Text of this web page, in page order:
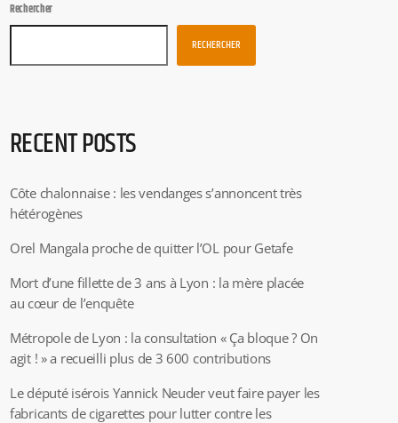
Rechercher
RECHERCHER
RECENT POSTS
Côte chalonnaise : les vendanges s’annoncent très
hétérogènes
Orel Mangala proche de quitter l’OL pour Getafe
Mort d’une fillette de 3 ans à Lyon : la mère placée
au cœur de l’enquête
Métropole de Lyon : la consultation « Ça bloque ? On
agit ! » a recueilli plus de 3 600 contributions
Le député isérois Yannick Neuder veut faire payer les
fabricants de cigarettes pour lutter contre les